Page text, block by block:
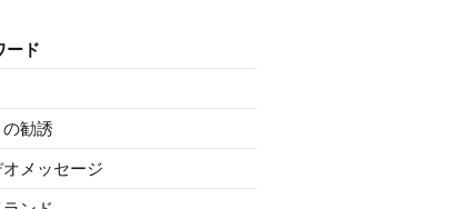
ード
勧誘
メッセージ